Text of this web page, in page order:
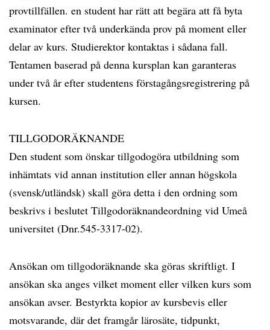
provtillfällen. en student har rätt att begära att få byta
examinator efter två underkända prov på moment eller
delar av kurs. Studierektor kontaktas i sådana fall.
Tentamen baserad på denna kursplan kan garanteras
under två år efter studentens förstagångsregistrering på
kursen.
TILLGODORÄKNANDE
Den student som önskar tillgodogöra utbildning som
inhämtats vid annan institution eller annan högskola
(svensk/utländsk) skall göra detta i den ordning som
beskrivs i beslutet Tillgodoräknandeordning vid Umeå
universitet (Dnr.545-3317-02).
Ansökan om tillgodoräknande ska göras skriftligt. I
ansökan ska anges vilket moment eller vilken kurs som
ansökan avser. Bestyrkta kopior av kursbevis eller
motsvarande, där det framgår lärosäte, tidpunkt,